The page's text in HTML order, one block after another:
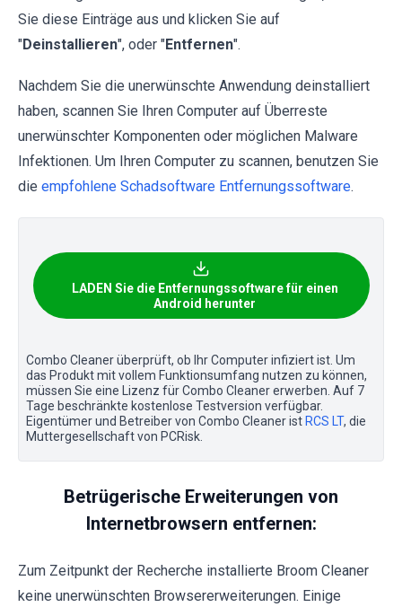
Sie diese Einträge aus und klicken Sie auf
"Deinstallieren", oder "Entfernen".
Nachdem Sie die unerwünschte Anwendung deinstalliert
haben, scannen Sie Ihren Computer auf Überreste
unerwünschter Komponenten oder möglichen Malware
Infektionen. Um Ihren Computer zu scannen, benutzen Sie
die empfohlene Schadsoftware Entfernungssoftware.
LADEN Sie die Entfernungssoftware für einen
Android herunter
Combo Cleaner überprüft, ob Ihr Computer infiziert ist. Um
das Produkt mit vollem Funktionsumfang nutzen zu können,
müssen Sie eine Lizenz für Combo Cleaner erwerben. Auf 7
Tage beschränkte kostenlose Testversion verfügbar.
Eigentümer und Betreiber von Combo Cleaner ist RCS LT, die
Muttergesellschaft von PCRisk.
Betrügerische Erweiterungen von
Internetbrowsern entfernen:
Zum Zeitpunkt der Recherche installierte Broom Cleaner
keine unerwünschten Browsererweiterungen. Einige